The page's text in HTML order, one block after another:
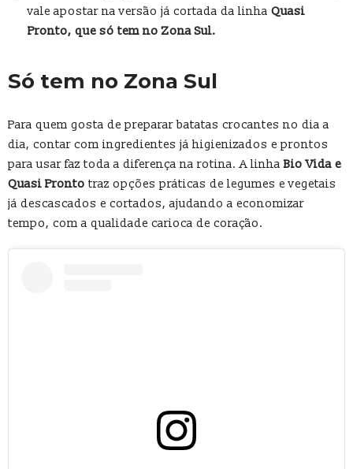
vale apostar na versão já cortada da linha Quasi
Pronto, que só tem no Zona Sul.
Só tem no Zona Sul
Para quem gosta de preparar batatas crocantes no dia a
dia, contar com ingredientes já higienizados e prontos
para usar faz toda a diferença na rotina. A linhaBio Vida e
Quasi Pronto traz opções práticas de legumes e vegetais
já descascados e cortados, ajudando a economizar
tempo, com a qualidade carioca de coração.